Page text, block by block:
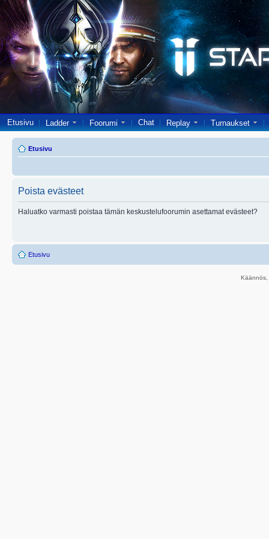
Etusivu Ladder Foorumi Chat Replay Turnaukset
Etusivu
Poista evästeet
Haluatko varmasti poistaa tämän keskustelufoorumin asettamat evästeet?
Etusivu